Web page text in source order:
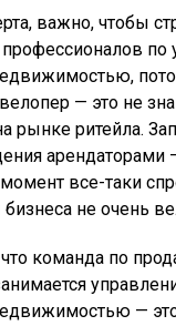
важно, чтобы
по
— это не
рынке ритейла.
арендаторами
все-таки
не очень
что команда по
—